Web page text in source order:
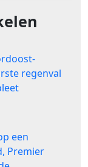
regenval
een
Premier